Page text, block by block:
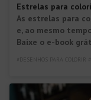
Estrelas para
As estrelas para
e, ao mesmo
Baixe o e-book